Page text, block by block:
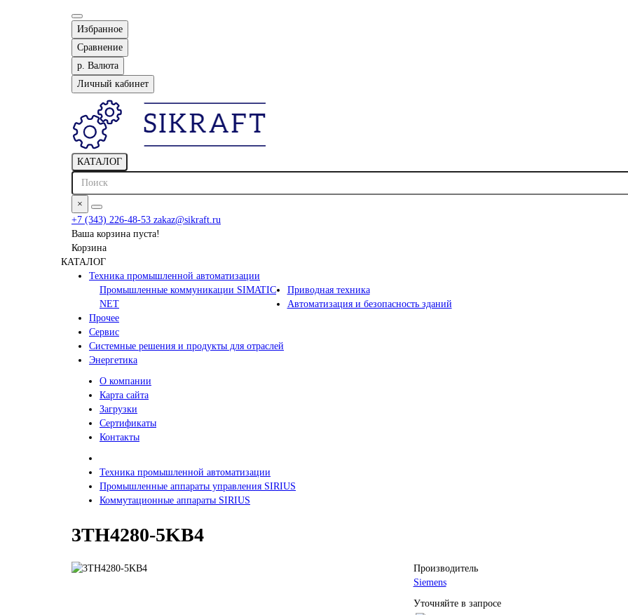
Избранное
Сравнение
р. Валюта
Личный кабинет
КАТАЛОГ
×
+7 (343) 226-48-53 zakaz@sikraft.ru
Ваша корзина пуста!
Корзина
КАТАЛОГ
Техника промышленной автоматизации
Промышленные коммуникации SIMATIC
NET
Приводная техника
Автоматизация и безопасность зданий
Прочее
Сервис
Системные решения и продукты для отраслей
Энергетика
О компании
Карта сайта
Загрузки
Сертификаты
Контакты
Техника промышленной автоматизации
Промышленные аппараты управления SIRIUS
Коммутационные аппараты SIRIUS
3TH4280-5KB4
Производитель
Siemens
Уточняйте в запросе